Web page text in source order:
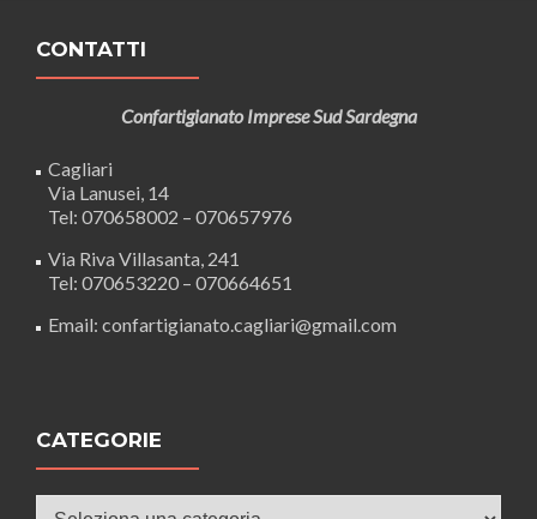
CONTATTI
Confartigianato Imprese Sud Sardegna
Cagliari
Via Lanusei, 14
Tel: 070658002 – 070657976
Via Riva Villasanta, 241
Tel: 070653220 – 070664651
Email: confartigianato.cagliari@gmail.com
CATEGORIE